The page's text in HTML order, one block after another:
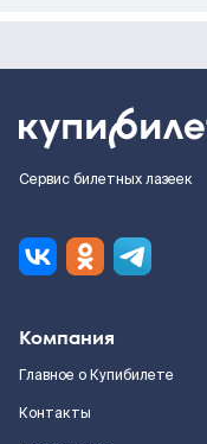
Сервис билетных лазеек
Компания
Главное о Купибилете
Контакты